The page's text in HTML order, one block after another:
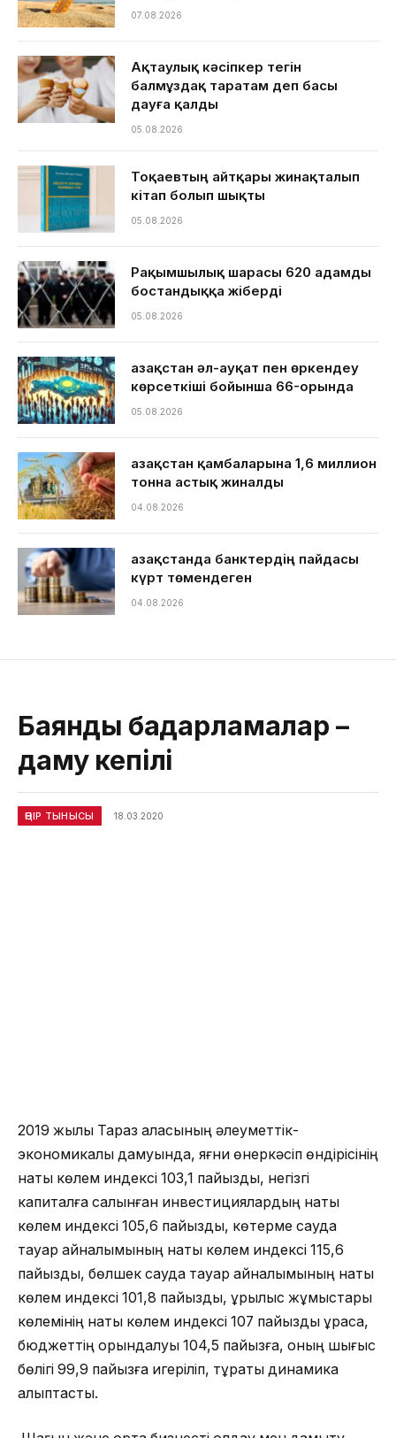
07.08.2026
Ақтаулық кәсіпкер тегін
балмұздақ таратам деп басы
дауға қалды
05.08.2026
Тоқаевтың айтқары жинақталып
кітап болып шықты
05.08.2026
Рақымшылық шарасы 620 адамды
бостандыққа жіберді
05.08.2026
Қазақстан әл-ауқат пен өркендеу
көрсеткіші бойынша 66-орында
05.08.2026
Қазақстан қамбаларына 1,6 миллион
тонна астық жиналды
04.08.2026
Қазақстанда банктердің пайдасы
күрт төмендеген
04.08.2026
Баянды бағдарламалар –
даму кепілі
ӨҢІР ТЫНЫСЫ 18.03.2020
2019 жылы Тараз қаласының әлеуметтік-
экономикалық дамуында, яғни өнеркәсіп өндірісінің
нақты көлем индексі 103,1 пайызды, негізгі
капиталға салынған инвестициялардың нақты
көлем индексі 105,6 пайызды, көтерме сауда
тауар айналымының нақты көлем индексі 115,6
пайызды, бөлшек сауда тауар айналымының нақты
көлем индексі 101,8 пайызды, құрылыс жұмыстары
көлемінің нақты көлем индексі 107 пайызды құраса,
бюджеттің орындалуы 104,5 пайызға, оның шығыс
бөлігі 99,9 пайызға игеріліп, тұрақты динамика
қалыптасты.